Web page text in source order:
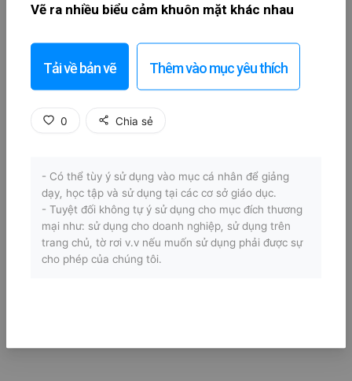
Vẽ ra nhiều biểu cảm khuôn mặt khác nhau
Tải về bản vẽ Thêm vào mục yêu thích
0 Chia sẻ
- Có thể tùy ý sử dụng vào mục cá nhân để giảng
dạy, học tập và sử dụng tại các cơ sở giáo dục.
- Tuyệt đối không tự ý sử dụng cho mục đích thương
mại như: sử dụng cho doanh nghiệp, sử dụng trên
trang chủ, tờ rơi v.v nếu muốn sử dụng phải được sự
cho phép của chúng tôi.